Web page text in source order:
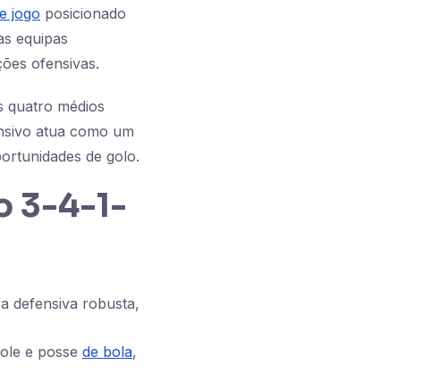
jogo posicionado
equipas
ofensivas.
quatro médios
atua como um
de golo.
3-4-1-
defensiva robusta,
e posse de bola,